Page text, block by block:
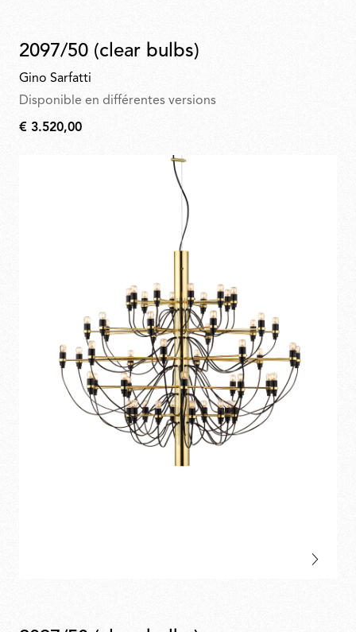
2097/50 (clear bulbs)
Gino Sarfatti
Disponible en différentes versions
€
€ 3.520,00